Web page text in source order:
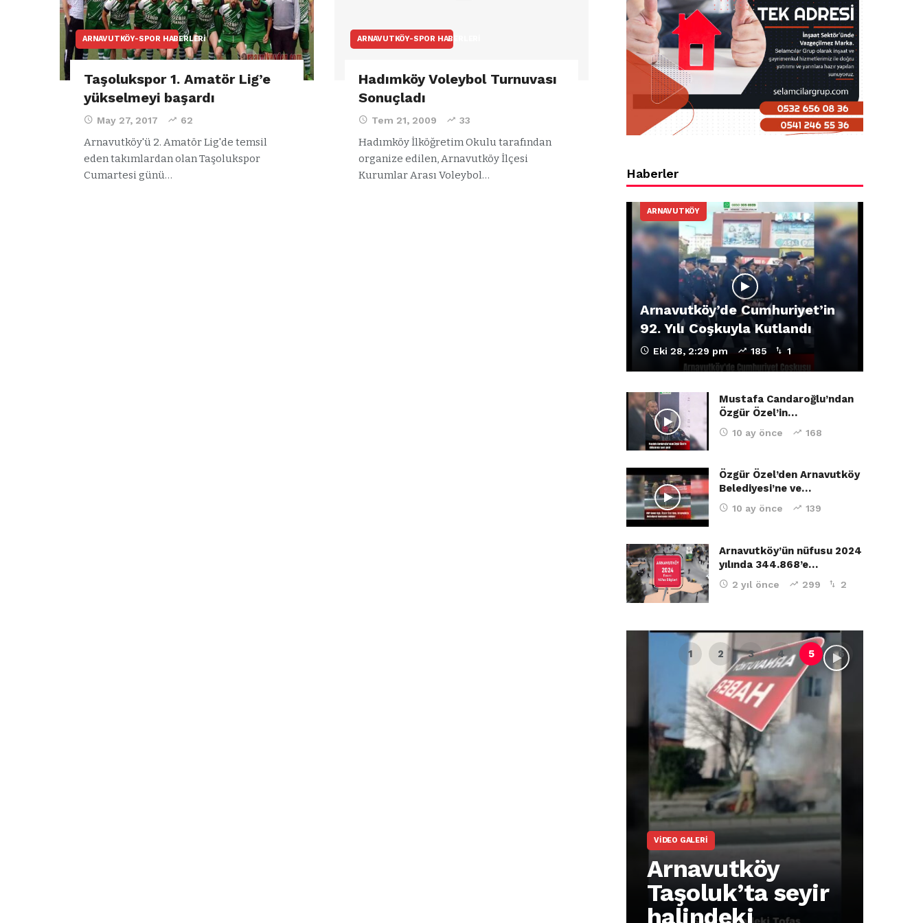
ARNAVUTKÖY-SPOR HABERLERI
Taşolukspor 1. Amatör Lig’e
yükselmeyi başardı
May 27, 2017 62
Arnavutköy'ü 2. Amatör Lig'de temsil
eden takımlardan olan Taşolukspor
Cumartesi günü…
ARNAVUTKÖY-SPOR HABERLERI
Hadımköy Voleybol Turnuvası
Sonuçladı
Tem 21, 2009 33
Hadımköy İlköğretim Okulu tarafından
organize edilen, Arnavutköy İlçesi
Kurumlar Arası Voleybol…
Haberler
ARNAVUTKÖY
Arnavutköy’de Cumhuriyet’in
92. Yılı Coşkuyla Kutlandı
Eki 28, 2:29 pm 185 1
Mustafa Candaroğlu’ndan
Özgür Özel’in…
10 ay önce 168
Özgür Özel’den Arnavutköy
Belediyesi’ne ve…
10 ay önce 139
Arnavutköy’ün nüfusu 2024
yılında 344.868’e…
2 yıl önce 299 2
VIDEO GALERI
Arnavutköy
Taşoluk’ta seyir
halindeki